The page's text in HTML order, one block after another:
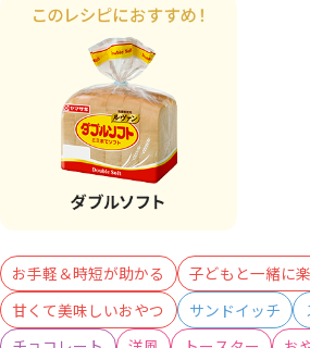
お手軽＆時短が助かる
子どもと一緒に
甘くて美味しいおやつ
サンドイッチ